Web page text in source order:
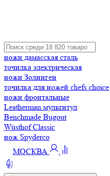
ножи дамасская сталь
точилка электрическая
ножи Золинген
точилка для ножей chefs choice
ножи фронтальные
Leatherman мультитул
Benchmade Bugout
Wüsthof Classic
нож Spyderco
МОСКВА